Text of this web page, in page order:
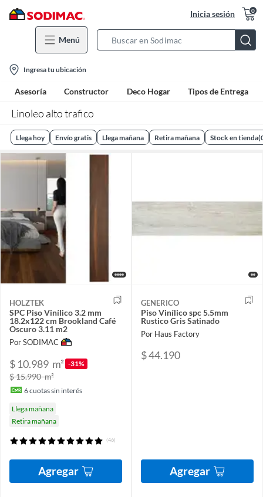
Inicia sesión 0
Menú
Bar
location-
icon
Ingresa tu ubicación
Asesoría Constructor Deco Hogar Tipos de Entrega
Linoleo alto trafico
Llega hoy Envío gratis Llega mañana Retira mañana Stock en tienda(
HOLZTEK
SPC Piso Vinílico 3.2 mm
18.2x122 cm Brookland Café
Oscuro 3.11 m2
Por SODIMAC
$ 10.989 m² -31%
$ 15.990m²
6cuotas sin interés
Llega mañana
Retira mañana
(46)
Agregar
GENERICO
Piso Vinílico spc 5.5mm
Rustico Gris Satinado
Por Haus Factory
$ 44.190
Agregar